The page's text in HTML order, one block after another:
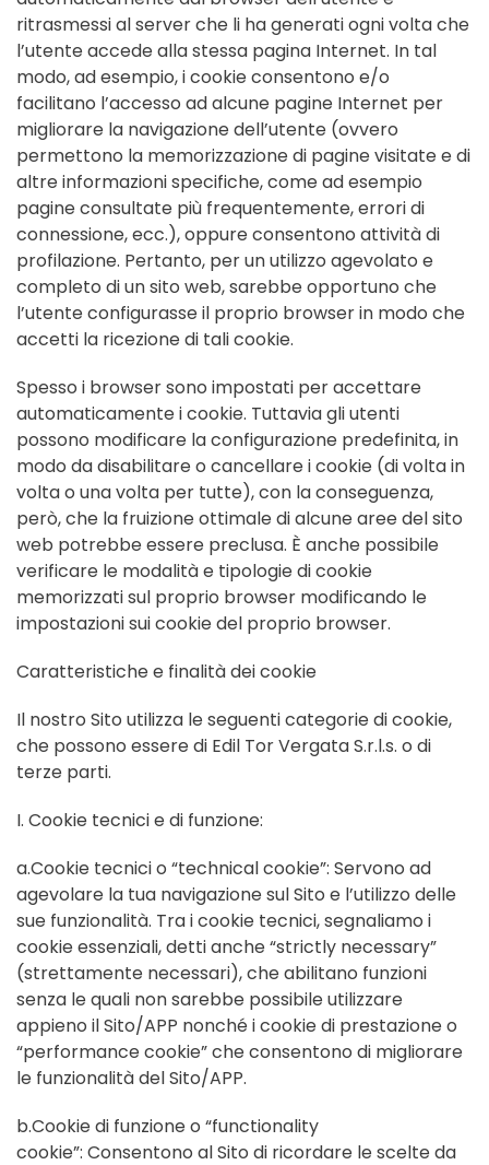
ritrasmessi al server che li ha generati ogni volta che
l’utente accede alla stessa pagina Internet. In tal
modo, ad esempio, i cookie consentono e/o
facilitano l’accesso ad alcune pagine Internet per
migliorare la navigazione dell’utente (ovvero
permettono la memorizzazione di pagine visitate e di
altre informazioni specifiche, come ad esempio
pagine consultate più frequentemente, errori di
connessione, ecc.), oppure consentono attività di
profilazione. Pertanto, per un utilizzo agevolato e
completo di un sito web, sarebbe opportuno che
l’utente configurasse il proprio browser in modo che
accetti la ricezione di tali cookie.
Spesso i browser sono impostati per accettare
automaticamente i cookie. Tuttavia gli utenti
possono modificare la configurazione predefinita, in
modo da disabilitare o cancellare i cookie (di volta in
volta o una volta per tutte), con la conseguenza,
però, che la fruizione ottimale di alcune aree del sito
web potrebbe essere preclusa. È anche possibile
verificare le modalità e tipologie di cookie
memorizzati sul proprio browser modificando le
impostazioni sui cookie del proprio browser.
Caratteristiche e finalità dei cookie
Il nostro Sito utilizza le seguenti categorie di cookie,
che possono essere di Edil Tor Vergata S.r.l.s. o di
terze parti.
I. Cookie tecnici e di funzione:
a.Cookie tecnici o “technical cookie”: Servono ad
agevolare la tua navigazione sul Sito e l’utilizzo delle
sue funzionalità. Tra i cookie tecnici, segnaliamo i
cookie essenziali, detti anche “strictly necessary”
(strettamente necessari), che abilitano funzioni
senza le quali non sarebbe possibile utilizzare
appieno il Sito/APP nonché i cookie di prestazione o
“performance cookie” che consentono di migliorare
le funzionalità del Sito/APP.
b.Cookie di funzione o “functionality
cookie”: Consentono al Sito di ricordare le scelte da